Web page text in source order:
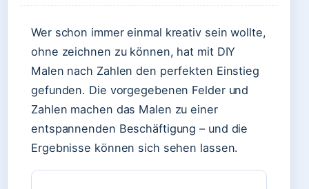
Wer schon immer einmal kreativ sein wollte,
ohne zeichnen zu können, hat mit DIY
Malen nach Zahlen den perfekten Einstieg
gefunden. Die vorgegebenen Felder und
Zahlen machen das Malen zu einer
entspannenden Beschäftigung – und die
Ergebnisse können sich sehen lassen.